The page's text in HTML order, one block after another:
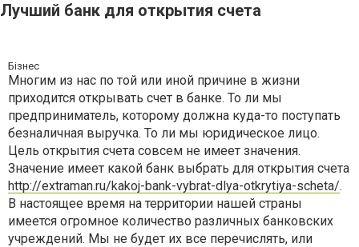
Лучший банк для открытия счета
Бізнес
Многим из нас по той или иной причине в жизни
приходится открывать счет в банке. То ли мы
предприниматель, которому должна куда-то поступать
безналичная выручка. То ли мы юридическое лицо.
Цель открытия счета совсем не имеет значения.
Значение имеет какой банк выбрать для открытия счета
http://extraman.ru/kakoj-bank-vybrat-dlya-otkrytiya-scheta/.
В настоящее время на территории нашей страны
имеется огромное количество различных банковских
учреждений. Мы не будет их все перечислять, или